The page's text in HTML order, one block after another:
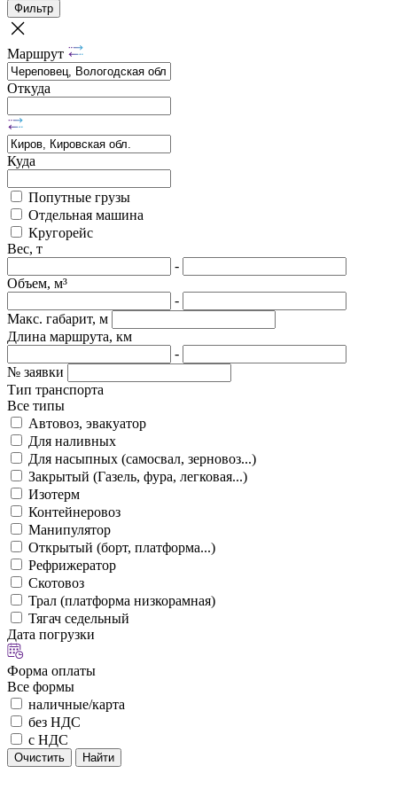
Фильтр
Маршрут
Откуда
Куда
Попутные грузы
Отдельная машина
Кругорейс
Вес, т
-
Объем, м³
-
Макс. габарит, м
Длина маршрута, км
-
№ заявки
Тип транспорта
Все типы
Автовоз, эвакуатор
Для наливных
Для насыпных (самосвал, зерновоз...)
Закрытый (Газель, фура, легковая...)
Изотерм
Контейнеровоз
Манипулятор
Открытый (борт, платформа...)
Рефрижератор
Скотовоз
Трал (платформа низкорамная)
Тягач седельный
Дата погрузки
Форма оплаты
Все формы
наличные/карта
без НДС
с НДС
Очистить Найти